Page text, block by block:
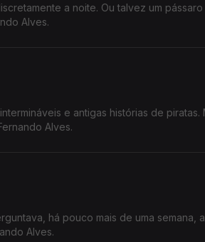
a noite. Ou talvez um
Alves.
e antigas histórias de
Alves.
há pouco mais de uma semana,
Fernando Alves.